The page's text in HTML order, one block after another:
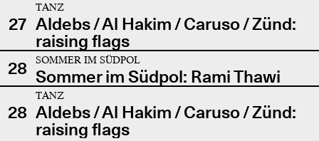
27
TANZ
Aldebs / Al Hakim / Caruso / Zünd:
raising flags
28
SOMMER IM SÜDPOL
Sommer im Südpol: Rami Thawi
28
TANZ
Aldebs / Al Hakim / Caruso / Zünd:
raising flags